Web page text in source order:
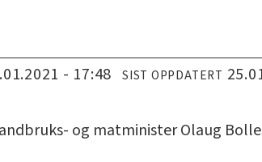
- 17:48 SIST OPPDATERT
og matminister Olaug